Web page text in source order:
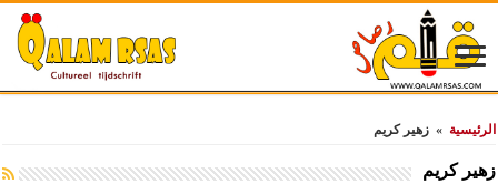
الرئيسية » زهير كريم
زهير كريم